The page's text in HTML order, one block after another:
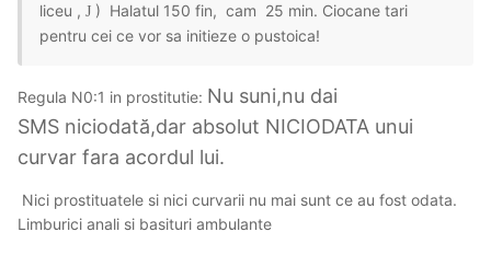
liceu , J ) Halatul 150 fin, cam 25 min. Ciocane tari
pentru cei ce vor sa initieze o pustoica!
Regula N0:1 in prostitutie: Nu suni,nu dai
SMS niciodată,dar absolut NICIODATA unui
curvar fara acordul lui.
Nici prostituatele si nici curvarii nu mai sunt ce au fost odata.
Limburici anali si basituri ambulante